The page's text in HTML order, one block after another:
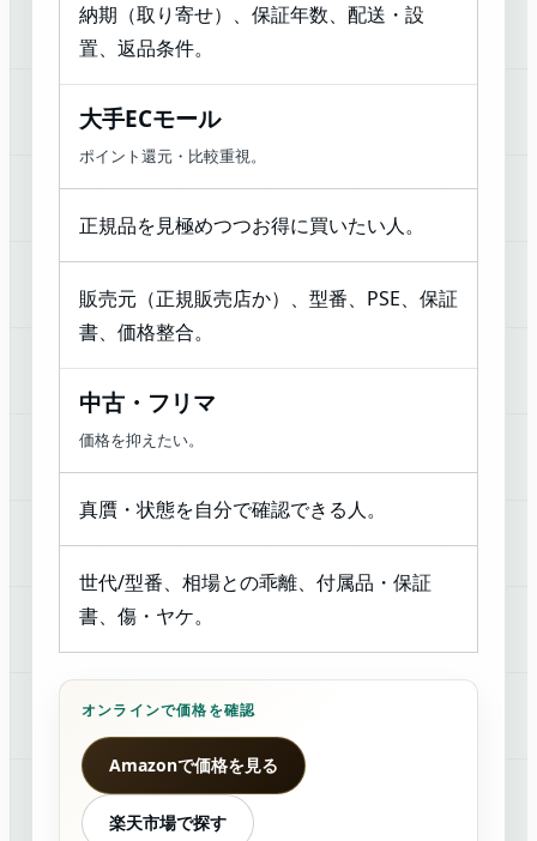
納期（取り寄せ）、保証年数、配送・設
置、返品条件。
大手ECモール
ポイント還元・比較重視。
正規品を見極めつつお得に買いたい人。
販売元（正規販売店か）、型番、PSE、保証
書、価格整合。
中古・フリマ
価格を抑えたい。
真贋・状態を自分で確認できる人。
世代/型番、相場との乖離、付属品・保証
書、傷・ヤケ。
オンラインで価格を確認
Amazonで価格を見る
楽天市場で探す